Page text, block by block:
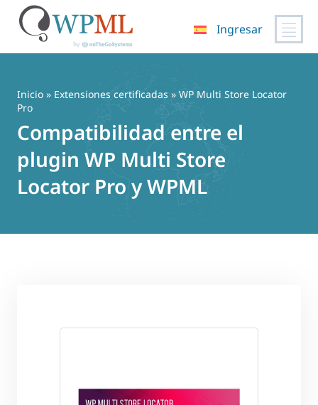
contenido
Ingresar
Inicio » Extensiones certificadas » WP Multi Store Locator
Pro
Compatibilidad entre el
plugin WP Multi Store
Locator Pro y WPML